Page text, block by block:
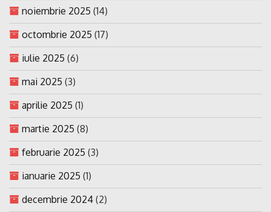
noiembrie 2025 (14)
octombrie 2025 (17)
iulie 2025 (6)
mai 2025 (3)
aprilie 2025 (1)
martie 2025 (8)
februarie 2025 (3)
ianuarie 2025 (1)
decembrie 2024 (2)